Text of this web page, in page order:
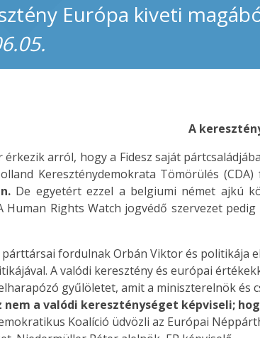
Európa kiveti
A
érkezik arról, hogy a Fidesz saját
Kereszténydemokrata Tömörülés
De egyetért ezzel a belgiumi német ajkú
Human Rights Watch jogvédő szervezet
párttársai fordulnak Orbán Viktor és politikája
A valódi keresztény és európai
gyűlöletet, amit a miniszterelnök és
nem a valódi kereszténységet képviseli;
Koalíció üdvözli az Európai